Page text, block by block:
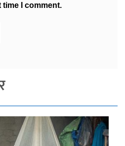
time I comment.